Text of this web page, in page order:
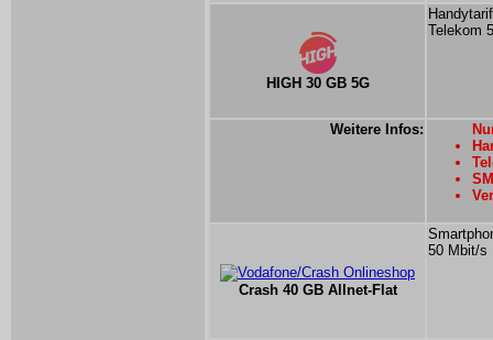
HIGH 30 GB 5G
Telekom
Weitere Infos:
Crash 40 GB Allnet-Flat
50 Mbit/s